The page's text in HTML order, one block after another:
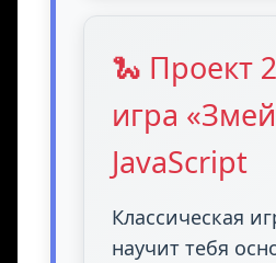
🐍 Проект
игра
JavaScript
Классическая
научит тебя